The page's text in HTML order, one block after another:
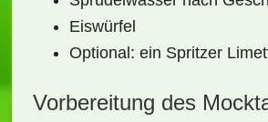
Eiswürfel
Optional: ein Spritzer
Vorbereitung des